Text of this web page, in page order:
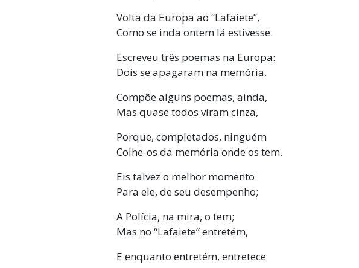
Volta da Europa ao “Lafaiete”,
Como se inda ontem lá estivesse.
Escreveu três poemas na Europa:
Dois se apagaram na memória.
Compõe alguns poemas, ainda,
Mas quase todos viram cinza,
Porque, completados, ninguém
Colhe-os da memória onde os tem.
Eis talvez o melhor momento
Para ele, de seu desempenho;
A Polícia, na mira, o tem;
Mas no “Lafaiete” entretém,
E enquanto entretém, entretece